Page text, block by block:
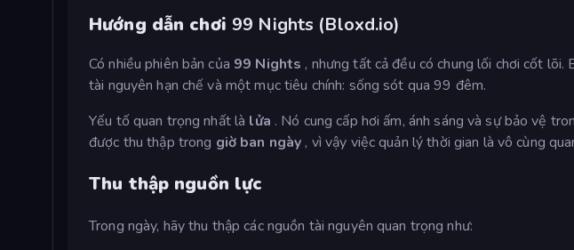
Hướng dẫn chơi 99 Nights (Bloxd.io)
Có nhiều phiên bản của 99 Nights , nhưng tất cả đều có chung lối chơi cốt
tài nguyên hạn chế và một mục tiêu chính: sống sót qua 99 đêm.
Yếu tố quan trọng nhất là lửa . Nó cung cấp hơi ấm, ánh sáng và sự bảo vệ
được thu thập trong giờ ban ngày , vì vậy việc quản lý thời gian là vô cùng
Thu thập nguồn lực
Trong ngày, hãy thu thập các nguồn tài nguyên quan trọng như: